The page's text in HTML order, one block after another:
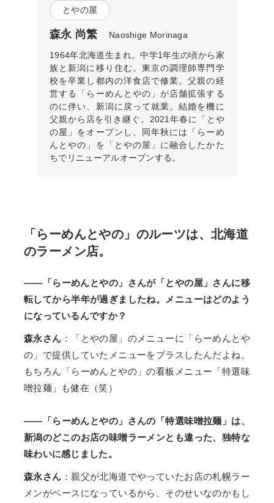
とやの屋
森永 尚繁 Naoshige Morinaga
1964年北海道生まれ。中学1年生の頃から家
族と新潟に移り住む。東京の調理師専門学
校を卒業し都内の洋食店で修業。父親の経
営する「らーめんとやの」が店舗拡張する
のに伴い、新潟に戻って就業。結婚を機に
父親から店を引き継ぐ。2021年春に「とや
の屋」をオープンし、同年秋には「らーめ
んとやの」を「とやの屋」に融合したかた
ちでリニューアルオープンする。
「らーめんとやの」のルーツは、北海道
のラーメン店。
——「らーめんとやの」さんが「とやの屋」さんに移
転してから半年が過ぎましたね。メニューはどのよう
になっているんですか？
森永さん ：「とやの屋」のメニューに「らーめんとや
の」で提供していたメニューをプラスしたんだよね。
もちろん「らーめんとやの」の看板メニュー「特選味
噌拉麺」も健在（笑）
——「らーめんとやの」さんの「特選味噌拉麺」は、
新潟のどこのお店の味噌ラーメンとも違った、独特な
味わいに感じました。
森永さん ：親父が北海道でやっていたお店の札幌ラー
メンがベースになっているから、そのせいなのかもし